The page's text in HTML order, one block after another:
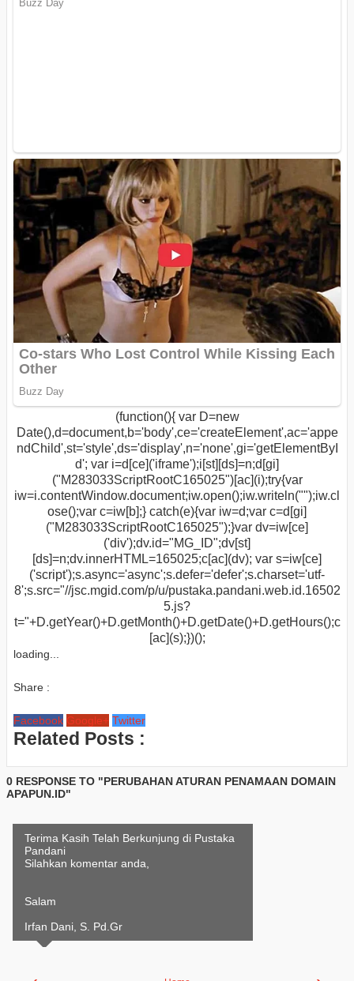
(function(){ var D=new
Date(),d=document,b='body',ce='createElement',ac='appe
ndChild',st='style',ds='display',n='none',gi='getElementByI
d'; var i=d[ce]('iframe');i[st][ds]=n;d[gi]
("M283033ScriptRootC165025")[ac](i);try{var
iw=i.contentWindow.document;iw.open();iw.writeln("");iw.cl
ose();var c=iw[b];} catch(e){var iw=d;var c=d[gi]
("M283033ScriptRootC165025");}var dv=iw[ce]
('div');dv.id="MG_ID";dv[st]
[ds]=n;dv.innerHTML=165025;c[ac](dv); var s=iw[ce]
('script');s.async='async';s.defer='defer';s.charset='utf-
8';s.src="//jsc.mgid.com/p/u/pustaka.pandani.web.id.16502
5.js?
t="+D.getYear()+D.getMonth()+D.getDate()+D.getHours();c
[ac](s);})();
loading...
Share :
Facebook Google+ Twitter
Related Posts :
0 RESPONSE TO "PERUBAHAN ATURAN PENAMAAN DOMAIN
APAPUN.ID"
Terima Kasih Telah Berkunjung di Pustaka
Pandani
Silahkan komentar anda,
Salam
Irfan Dani, S. Pd.Gr